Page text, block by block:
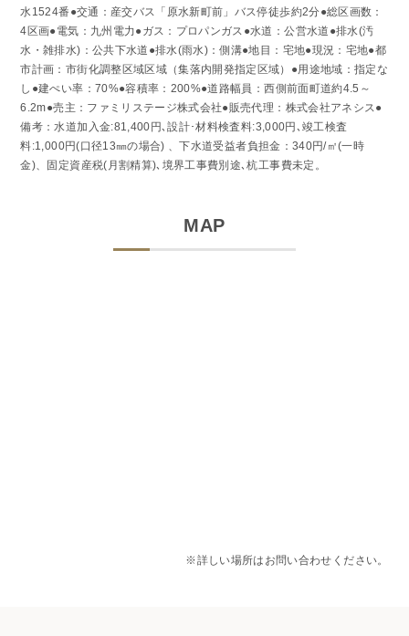
水1524番●交通：産交バス「原水新町前」バス停徒歩約2分●総区画数：
4区画●電気：九州電力●ガス：プロパンガス●水道：公営水道●排水(汚
水・雑排水)：公共下水道●排水(雨水)：側溝●地目：宅地●現況：宅地●都
市計画：市街化調整区域区域（集落内開発指定区域）●用途地域：指定な
し●建ぺい率：70%●容積率：200%●道路幅員：西側前面町道約4.5～
6.2m●売主：ファミリステージ株式会社●販売代理：株式会社アネシス●
備考：水道加入金:81,400円､設計･材料検査料:3,000円､竣工検査
料:1,000円(口径13㎜の場合) 、下水道受益者負担金：340円/㎡(一時
金)、固定資産税(月割精算)､境界工事費別途､杭工事費未定。
MAP
※詳しい場所はお問い合わせください。